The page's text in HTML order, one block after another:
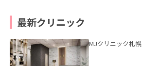
最新クリニック
MJクリニック札幌